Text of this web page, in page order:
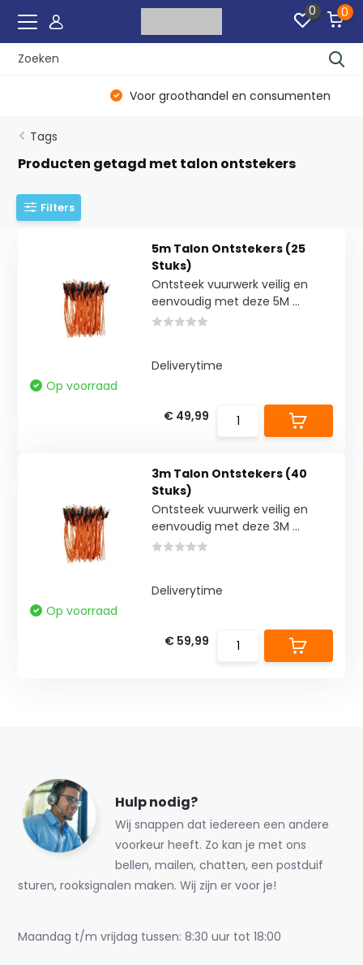
0 0
Voor groothandel en consumenten
Tags
Producten getagd met talon ontstekers
Filters
5m Talon Ontstekers (25
Stuks)
Ontsteek vuurwerk veilig en
eenvoudig met deze 5M ...
Deliverytime
Op voorraad
€ 49,99
3m Talon Ontstekers (40
Stuks)
Ontsteek vuurwerk veilig en
eenvoudig met deze 3M ...
Deliverytime
Op voorraad
€ 59,99
Hulp nodig?
Wij snappen dat iedereen een andere
voorkeur heeft. Zo kan je met ons
bellen, mailen, chatten, een postduif
sturen, rooksignalen maken. Wij zijn er voor je!
Maandag t/m vrijdag tussen: 8:30 uur tot 18:00